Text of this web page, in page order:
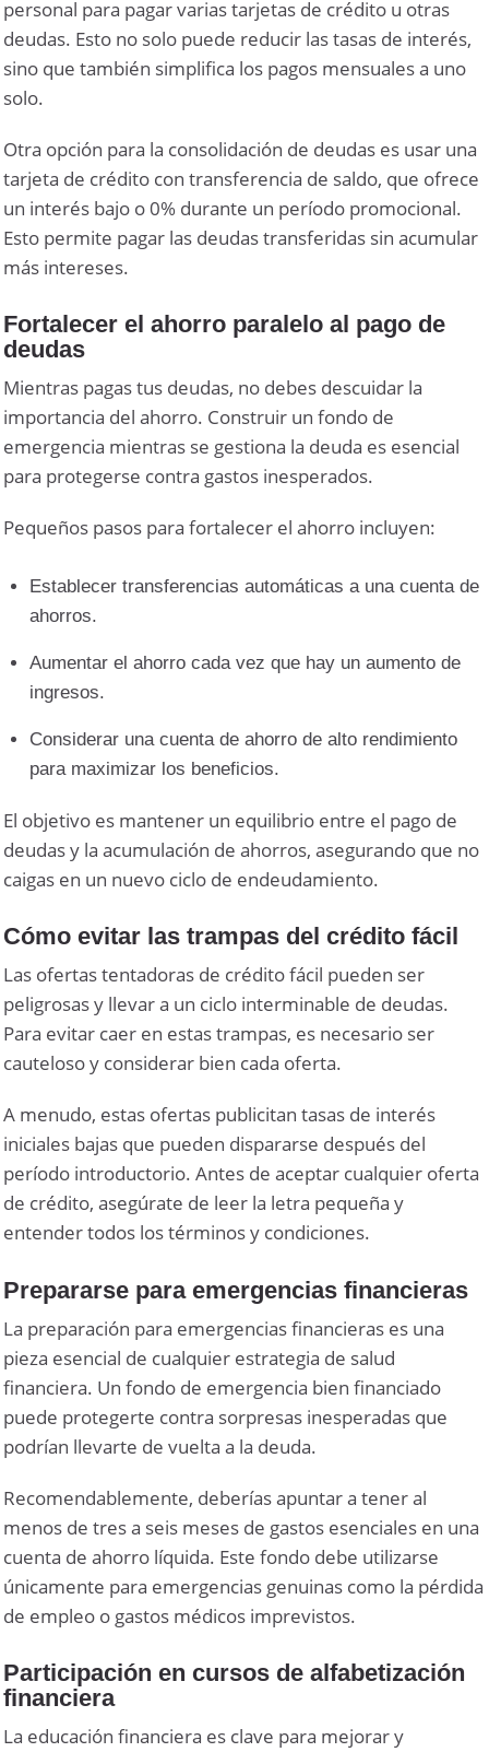
personal para pagar varias tarjetas de crédito u otras
deudas. Esto no solo puede reducir las tasas de interés,
sino que también simplifica los pagos mensuales a uno
solo.
Otra opción para la consolidación de deudas es usar una
tarjeta de crédito con transferencia de saldo, que ofrece
un interés bajo o 0% durante un período promocional.
Esto permite pagar las deudas transferidas sin acumular
más intereses.
Fortalecer el ahorro paralelo al pago de
deudas
Mientras pagas tus deudas, no debes descuidar la
importancia del ahorro. Construir un fondo de
emergencia mientras se gestiona la deuda es esencial
para protegerse contra gastos inesperados.
Pequeños pasos para fortalecer el ahorro incluyen:
Establecer transferencias automáticas a una cuenta de
ahorros.
Aumentar el ahorro cada vez que hay un aumento de
ingresos.
Considerar una cuenta de ahorro de alto rendimiento
para maximizar los beneficios.
El objetivo es mantener un equilibrio entre el pago de
deudas y la acumulación de ahorros, asegurando que no
caigas en un nuevo ciclo de endeudamiento.
Cómo evitar las trampas del crédito fácil
Las ofertas tentadoras de crédito fácil pueden ser
peligrosas y llevar a un ciclo interminable de deudas.
Para evitar caer en estas trampas, es necesario ser
cauteloso y considerar bien cada oferta.
A menudo, estas ofertas publicitan tasas de interés
iniciales bajas que pueden dispararse después del
período introductorio. Antes de aceptar cualquier oferta
de crédito, asegúrate de leer la letra pequeña y
entender todos los términos y condiciones.
Prepararse para emergencias financieras
La preparación para emergencias financieras es una
pieza esencial de cualquier estrategia de salud
financiera. Un fondo de emergencia bien financiado
puede protegerte contra sorpresas inesperadas que
podrían llevarte de vuelta a la deuda.
Recomendablemente, deberías apuntar a tener al
menos de tres a seis meses de gastos esenciales en una
cuenta de ahorro líquida. Este fondo debe utilizarse
únicamente para emergencias genuinas como la pérdida
de empleo o gastos médicos imprevistos.
Participación en cursos de alfabetización
financiera
La educación financiera es clave para mejorar y